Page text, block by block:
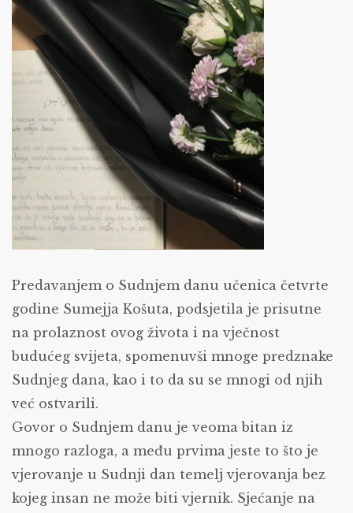
Predavanjem o Sudnjem danu učenica četvrte
godine Sumejja Košuta, podsjetila je prisutne
na prolaznost ovog života i na vječnost
budućeg svijeta, spomenuvši mnoge predznake
Sudnjeg dana, kao i to da su se mnogi od njih
već ostvarili.
Govor o Sudnjem danu je veoma bitan iz
mnogo razloga, a među prvima jeste to što je
vjerovanje u Sudnji dan temelj vjerovanja bez
kojeg insan ne može biti vjernik. Sjećanje na